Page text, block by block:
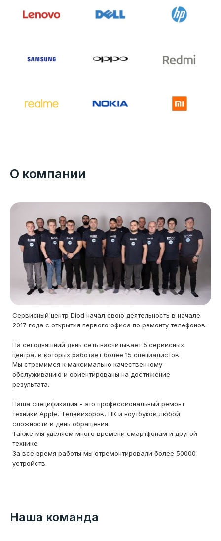
О компании
Сервисный центр Diod начал свою деятельность в начале
2017 года с открытия первого офиса по ремонту телефонов.
На сегодняшний день сеть насчитывает 5 сервисных
центра, в которых работает более 15 специалистов.
Мы стремимся к максимально качественному
обслуживанию и ориентированы на достижение
результата.
Наша спецификация - это профессиональный ремонт
техники Apple, Телевизоров, ПК и ноутбуков любой
сложности в день обращения.
Также мы уделяем много времени смартфонам и другой
технике.
За все время работы мы отремонтировали более 50000
устройств.
Наша команда